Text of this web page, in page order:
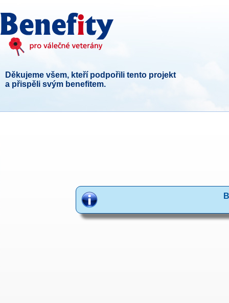
Děkujeme všem, kteří podpořili tento projekt
a přispěli svým benefitem.